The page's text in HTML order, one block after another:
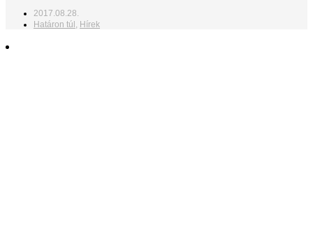
2017.08.28.
Határon túl, Hírek